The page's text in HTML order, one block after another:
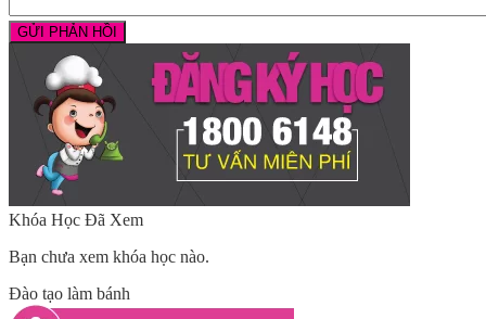
Khóa Học Đã Xem
Bạn chưa xem khóa học nào.
Đào tạo làm bánh